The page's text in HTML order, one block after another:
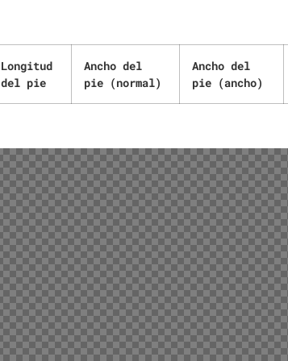
Longitud
del pie
Ancho del
pie (normal)
Ancho del
pie (ancho)